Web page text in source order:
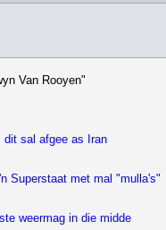
Van Rooyen"
dit sal afgee as Iran
Superstaat met mal "mulla's"
weermag in die midde